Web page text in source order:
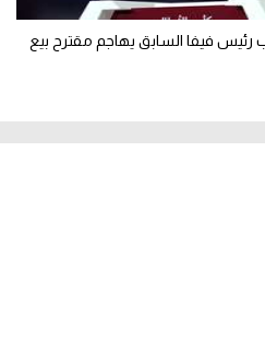
رئيس فيفا السابق يهاجم مقترح بيع